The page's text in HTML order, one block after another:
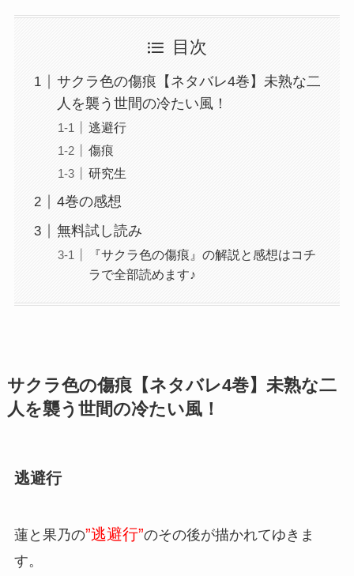
目次
サクラ色の傷痕【ネタバレ4巻】未熟な二
人を襲う世間の冷たい風！
逃避行
傷痕
研究生
4巻の感想
無料試し読み
『サクラ色の傷痕』の解説と感想はコチ
ラで全部読めます♪
サクラ色の傷痕【ネタバレ4巻】未熟な二
人を襲う世間の冷たい風！
逃避行
蓮と果乃の”逃避行”のその後が描かれてゆきま
す。